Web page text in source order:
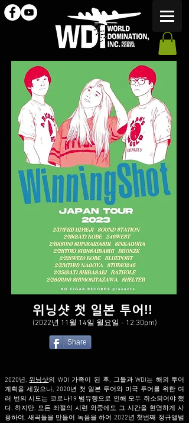
위닝샷 첫 일본 투어!!
(2022년 11월 14일 월요일 - 12:30pm)
Share
2020년,위닝샷의 WDI 가족이 된 후, 그들과 WDI는 해외 투어
계획을 세웠으나, 2020년 첫 일본 투어와 미국 투어를 위한 여
러 번의 시도는 코로나19 범유행으로 인해 모두 취소되어야 했
다. 하지만. 모든 좌절의 시련 와중에도 그 시간을 현명하게 사
용하여, 새곡들을 만들어 녹음을 하여 2022년 첫번째 정규앨범